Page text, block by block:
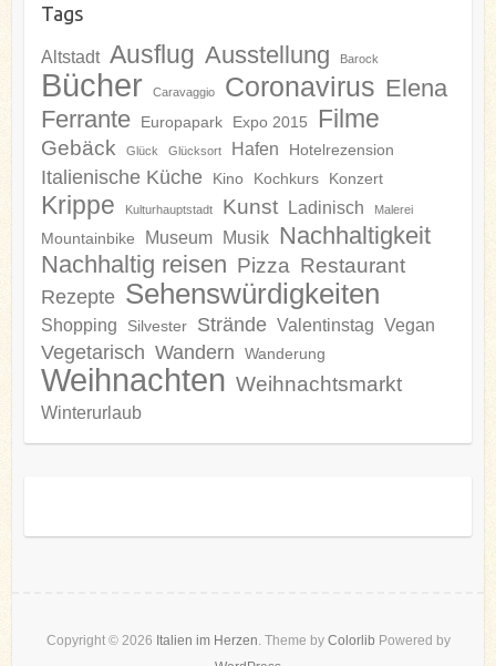
Tags
Altstadt Ausflug Ausstellung Barock
Bücher Caravaggio Coronavirus Elena
Ferrante
Europapark Expo 2015 Filme
Gebäck Glück Glücksort Hafen Hotelrezension
Italienische Küche Kino Kochkurs Konzert
Krippe Kulturhauptstadt Kunst Ladinisch Malerei
Mountainbike Museum Musik Nachhaltigkeit
Nachhaltig reisen Pizza Restaurant
Rezepte Sehenswürdigkeiten
Shopping Silvester Strände Valentinstag Vegan
Vegetarisch Wandern Wanderung
Weihnachten Weihnachtsmarkt
Winterurlaub
Copyright © 2026 Italien im Herzen. Theme by Colorlib Powered by